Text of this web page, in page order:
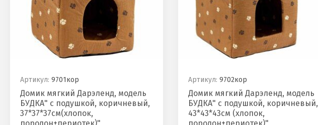
Артикул: 9701кор
Домик мягкий Дарэленд, модель
БУДКА" с подушкой, коричневый,
37*37*37см(хлопок,
Артикул: 9702кор
Домик мягкий Дарэленд, модель
БУДКА" с подушкой, коричневый,
43*43*43см (хлопок,